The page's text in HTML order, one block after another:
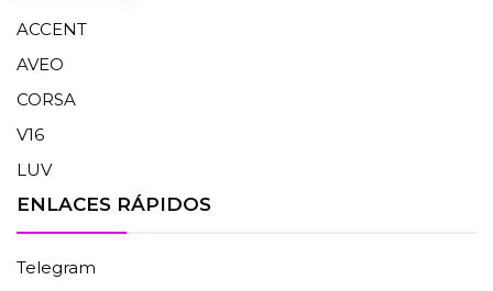
ACCENT
AVEO
CORSA
V16
LUV
ENLACES RÁPIDOS
Telegram